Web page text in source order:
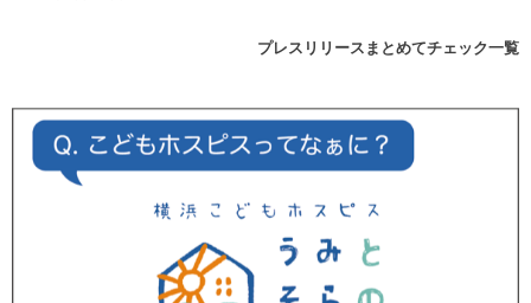
プレスリリースまとめてチェック一覧